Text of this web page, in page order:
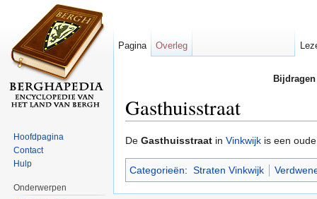
Gasthuisstraat
De Gasthuisstraat in Vinkwijk is een
Categorieën: Straten Vinkwijk
Pagina Overleg
Hoofdpagina
Contact
Hulp
Onderwerpen